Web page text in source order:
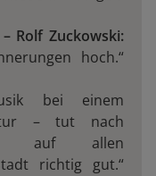
Rolf Zuckowski:
hoch.“
bei einem
– tut nach
auf allen
richtig gut.“